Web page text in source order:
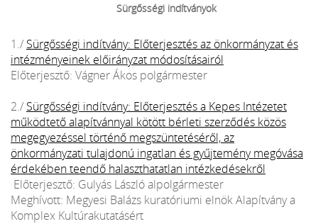
Sürgősségi indítványok
1./ Sürgősségi indítvány: Előterjesztés az önkormányzat és
intézményeinek előirányzat módosításairól
Előterjesztő: Vágner Ákos polgármester
2./ Sürgősségi indítvány: Előterjesztés a Kepes Intézetet
működtető alapítvánnyal kötött bérleti szerződés közös
megegyezéssel történő megszüntetéséről, az
önkormányzati tulajdonú ingatlan és gyűjtemény megóvása
érdekében teendő halaszthatatlan intézkedésekről
Előterjesztő: Gulyás László alpolgármester
Meghívott: Megyesi Balázs kuratóriumi elnök Alapítvány a
Komplex Kultúrakutatásért